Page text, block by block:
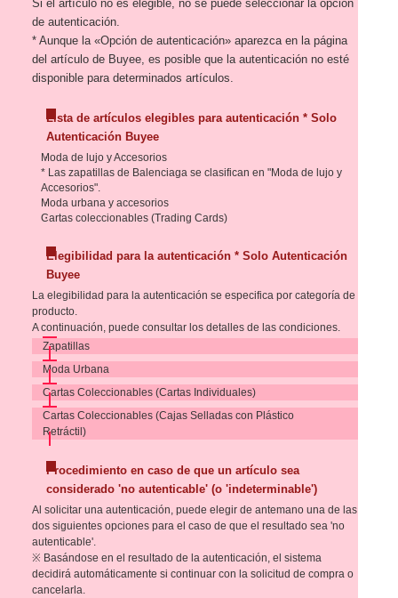
Si el artículo no es elegible, no se puede seleccionar la opción
de autenticación.
* Aunque la «Opción de autenticación» aparezca en la página
del artículo de Buyee, es posible que la autenticación no esté
disponible para determinados artículos.
Lista de artículos elegibles para autenticación * Solo
Autenticación Buyee
Moda de lujo y Accesorios
* Las zapatillas de Balenciaga se clasifican en "Moda de lujo y
Accesorios".
Moda urbana y accesorios
Cartas coleccionables (Trading Cards)
Elegibilidad para la autenticación * Solo Autenticación
Buyee
La elegibilidad para la autenticación se especifica por categoría de
producto.
A continuación, puede consultar los detalles de las condiciones.
Zapatillas
Moda Urbana
Cartas Coleccionables (Cartas Individuales)
Cartas Coleccionables (Cajas Selladas con Plástico
Retráctil)
Procedimiento en caso de que un artículo sea
considerado 'no autenticable' (o 'indeterminable')
Al solicitar una autenticación, puede elegir de antemano una de las
dos siguientes opciones para el caso de que el resultado sea 'no
autenticable'.
※ Basándose en el resultado de la autenticación, el sistema
decidirá automáticamente si continuar con la solicitud de compra o
cancelarla.